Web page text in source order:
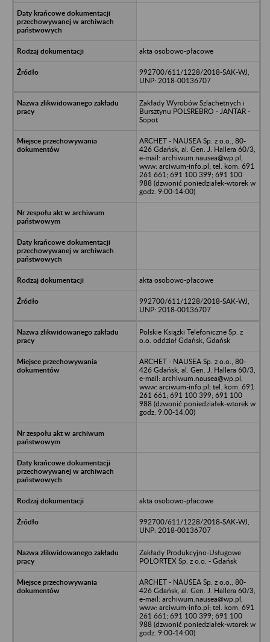
akta osobowo-płacowe
992700/611/1228/2018-SAK-WJ,
UNP: 2018-00136707
Zakłady Wyrobów Szlachetnych i
Bursztynu POLSREBRO - JANTAR -
Sopot
ARCHET - NAUSEA Sp. z o.o., 80-
426 Gdańsk, al. Gen. J. Hallera 60/3,
e-mail: archiwum.nausea@wp.pl,
www: arciwum-info.pl; tel. kom. 691
261 661; 691 100 399; 691 100
988 (dzwonić poniedziałek-wtorek w
godz. 9:00-14:00)
akta osobowo-płacowe
992700/611/1228/2018-SAK-WJ,
UNP: 2018-00136707
Polskie Książki Telefoniczne Sp. z
o.o. oddział Gdańsk, Gdańsk
ARCHET - NAUSEA Sp. z o.o., 80-
426 Gdańsk, al. Gen. J. Hallera 60/3,
e-mail: archiwum.nausea@wp.pl,
www: arciwum-info.pl; tel. kom. 691
261 661; 691 100 399; 691 100
988 (dzwonić poniedziałek-wtorek w
godz. 9:00-14:00)
akta osobowo-płacowe
992700/611/1228/2018-SAK-WJ,
UNP: 2018-00136707
Zakłady Produkcyjno-Usługowe
POLORTEX Sp. z o.o. - Gdańsk
ARCHET - NAUSEA Sp. z o.o., 80-
426 Gdańsk, al. Gen. J. Hallera 60/3,
e-mail: archiwum.nausea@wp.pl,
www: arciwum-info.pl; tel. kom. 691
261 661; 691 100 399; 691 100
988 (dzwonić poniedziałek-wtorek w
godz. 9:00-14:00)